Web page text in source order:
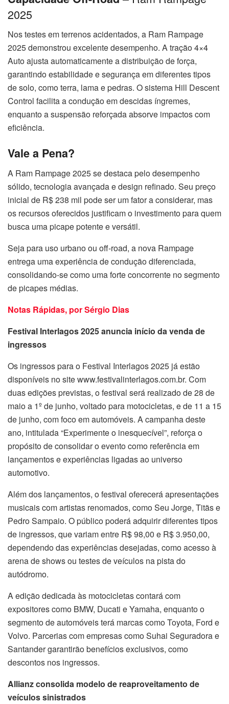
2025
Nos testes em terrenos acidentados, a Ram Rampage
2025 demonstrou excelente desempenho. A tração 4×4
Auto ajusta automaticamente a distribuição de força,
garantindo estabilidade e segurança em diferentes tipos
de solo, como terra, lama e pedras. O sistema Hill Descent
Control facilita a condução em descidas íngremes,
enquanto a suspensão reforçada absorve impactos com
eficiência.
Vale a Pena?
A Ram Rampage 2025 se destaca pelo desempenho
sólido, tecnologia avançada e design refinado. Seu preço
inicial de R$ 238 mil pode ser um fator a considerar, mas
os recursos oferecidos justificam o investimento para quem
busca uma picape potente e versátil.
Seja para uso urbano ou off-road, a nova Rampage
entrega uma experiência de condução diferenciada,
consolidando-se como uma forte concorrente no segmento
de picapes médias.
Notas Rápidas, por Sérgio Dias
Festival Interlagos 2025 anuncia início da venda de
ingressos
Os ingressos para o Festival Interlagos 2025 já estão
disponíveis no site www.festivalinterlagos.com.br. Com
duas edições previstas, o festival será realizado de 28 de
maio a 1º de junho, voltado para motocicletas, e de 11 a 15
de junho, com foco em automóveis. A campanha deste
ano, intitulada “Experimente o inesquecível”, reforça o
propósito de consolidar o evento como referência em
lançamentos e experiências ligadas ao universo
automotivo.
Além dos lançamentos, o festival oferecerá apresentações
musicais com artistas renomados, como Seu Jorge, Titãs e
Pedro Sampaio. O público poderá adquirir diferentes tipos
de ingressos, que variam entre R$ 98,00 e R$ 3.950,00,
dependendo das experiências desejadas, como acesso à
arena de shows ou testes de veículos na pista do
autódromo.
A edição dedicada às motocicletas contará com
expositores como BMW, Ducati e Yamaha, enquanto o
segmento de automóveis terá marcas como Toyota, Ford e
Volvo. Parcerias com empresas como Suhai Seguradora e
Santander garantirão benefícios exclusivos, como
descontos nos ingressos.
Allianz consolida modelo de reaproveitamento de
veículos sinistrados